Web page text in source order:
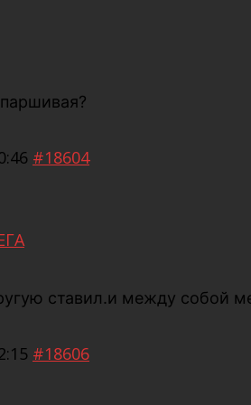
#18604
ставил.и между собой
#18606